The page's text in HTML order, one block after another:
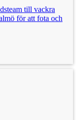
till vackra
för att fota och